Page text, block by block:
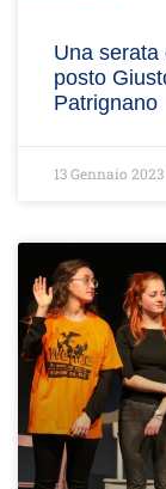
Una serata
posto
Patrignano
13 Gennaio 2023